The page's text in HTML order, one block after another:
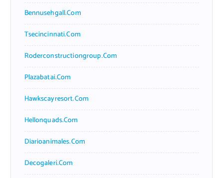
Bennusehgall.com
Tsecincinnati.com
Roderconstructiongroup.com
Plazabatai.com
Hawkscayresort.com
Hellonquads.com
Diarioanimales.com
Decogaleri.com